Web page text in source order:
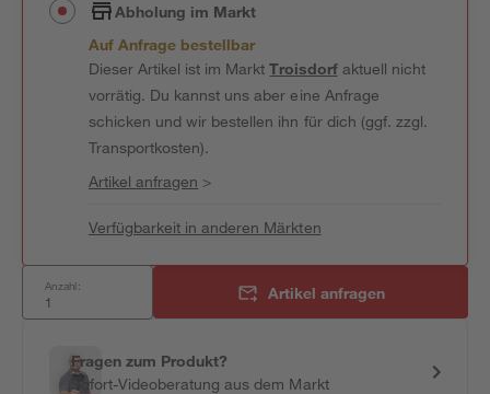
Abholung im Markt
Auf Anfrage bestellbar
Dieser Artikel ist im MarktTroisdorfaktuell nicht
vorrätig. Du kannst uns aber eine Anfrage
schicken und wir bestellen ihn für dich (ggf. zzgl.
Transportkosten).
Artikel anfragen >
Verfügbarkeit in anderen Märkten
Anzahl: Artikel anfragen
Fragen zum Produkt?
Sofort-Videoberatung aus dem Markt